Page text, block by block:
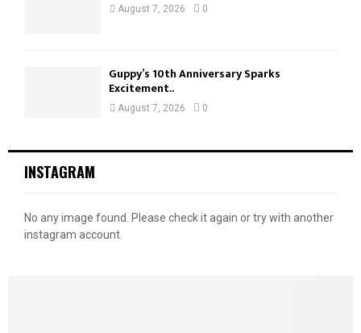
August 7, 2026 0
Guppy’s 10th Anniversary Sparks
Excitement..
August 7, 2026 0
INSTAGRAM
No any image found. Please check it again or try with another
instagram account.